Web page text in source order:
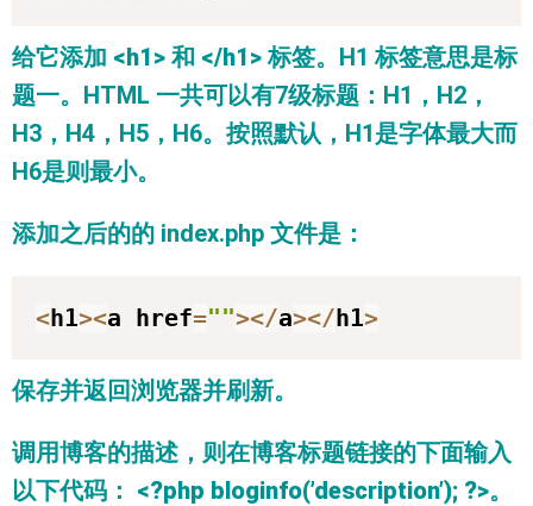
给它添加 <h1> 和 </h1>标签。H1 标签意思是标
题一。HTML 一共可以有7级标题：H1，H2，
H3，H4，H5，H6。按照默认，H1是字体最大而
H6是则最小。
添加之后的的 index.php 文件是：
<h1><a href=""></a></h1>
保存并返回浏览器并刷新。
调用博客的描述，则在博客标题链接的下面输入
以下代码： <?php bloginfo(’description’); ?>。